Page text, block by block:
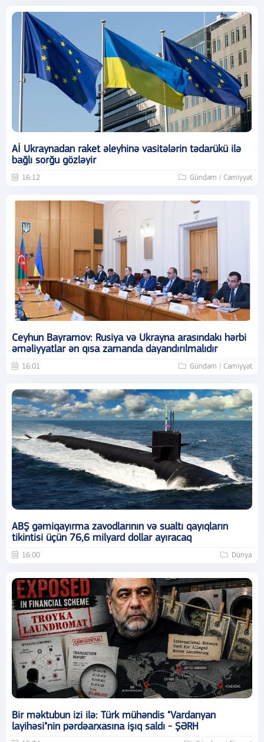
Aİ Ukraynadan raket əleyhinə vasitələrin tədarükü ilə
bağlı sorğu gözləyir
16:12 Gündəm / Cəmiyyət
Ceyhun Bayramov: Rusiya və Ukrayna arasındakı hərbi
əməliyyatlar ən qısa zamanda dayandırılmalıdır
16:01 Gündəm / Cəmiyyət
ABŞ gəmiqayırma zavodlarının və sualtı qayıqların
tikintisi üçün 76,6 milyard dollar ayıracaq
16:00 Dünya
Bir məktubun izi ilə: Türk mühəndis "Vardanyan
layihəsi"nin pərdəarxasına işıq saldı - ŞƏRH